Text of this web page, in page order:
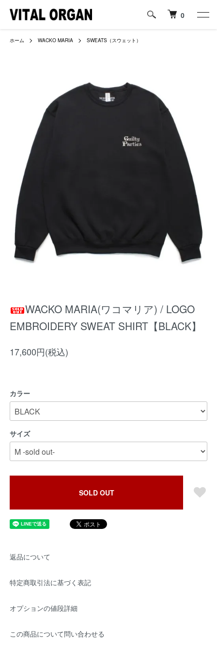
0
ホーム WACKO MARIA SWEATS（スウェット）
WACKO MARIA(ワコマリア) / LOGO
EMBROIDERY SWEAT SHIRT【BLACK】
17,600円(税込)
カラー
サイズ
SOLD OUT
返品について
特定商取引法に基づく表記
オプションの値段詳細
この商品について問い合わせる